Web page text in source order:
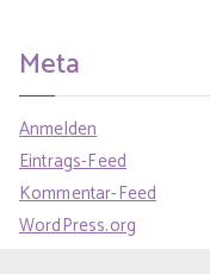
Meta
Anmelden
Eintrags-Feed
Kommentar-Feed
WordPress.org